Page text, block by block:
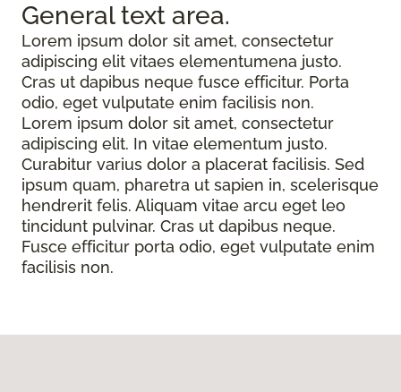
General text area.
Lorem ipsum dolor sit amet, consectetur
adipiscing elit vitaes elementumena justo.
Cras ut dapibus neque fusce efficitur. Porta
odio, eget vulputate enim facilisis non.
Lorem ipsum dolor sit amet, consectetur
adipiscing elit. In vitae elementum justo.
Curabitur varius dolor a placerat facilisis. Sed
ipsum quam, pharetra ut sapien in, scelerisque
hendrerit felis. Aliquam vitae arcu eget leo
tincidunt pulvinar. Cras ut dapibus neque.
Fusce efficitur porta odio, eget vulputate enim
facilisis non.